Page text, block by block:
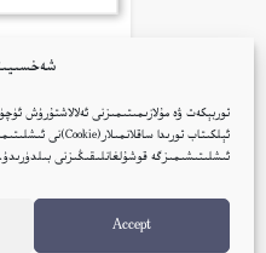
توربېكەت ۋە مۇلازىمىتىمىزنى ئەلالاشتۇرۇش
ئىشلىتىشىمىزگە قوشۇلغانلىقىڭىزنى
Accept
قەلب